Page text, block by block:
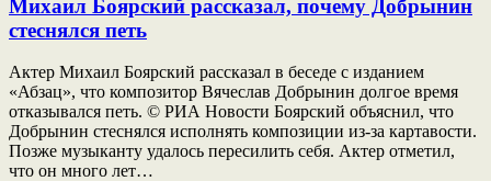
Михаил Боярский рассказал, почему Добрынин
стеснялся петь
Актер Михаил Боярский рассказал в беседе с изданием
«Абзац», что композитор Вячеслав Добрынин долгое время
отказывался петь. © РИА Новости Боярский объяснил, что
Добрынин стеснялся исполнять композиции из-за картавости.
Позже музыканту удалось пересилить себя. Актер отметил,
что он много лет…